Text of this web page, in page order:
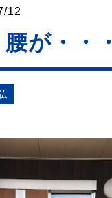
12
が・・・